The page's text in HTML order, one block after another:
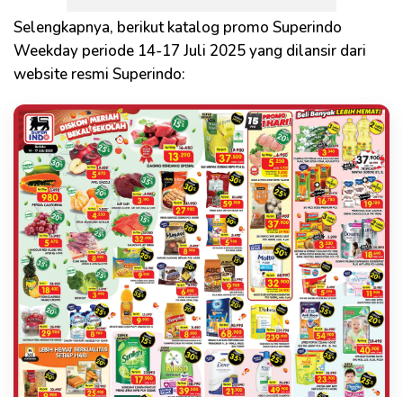
Selengkapnya, berikut katalog promo Superindo
Weekday periode 14-17 Juli 2025 yang dilansir dari
website resmi Superindo: